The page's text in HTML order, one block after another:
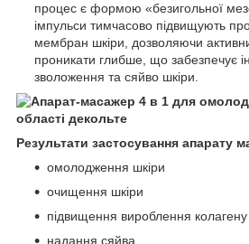
процес є формою «безигольної
імпульси тимчасово підвищують
мембран шкіри, дозволяючи
проникати глибше, що забезпечує
зволоження та сяйво шкіри.
Результати застосування апарату
омолодження шкіри
очищення шкіри
підвищення вироблення колагену
надання сяйва